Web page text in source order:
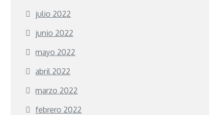
julio 2022
junio 2022
mayo 2022
abril 2022
marzo 2022
febrero 2022